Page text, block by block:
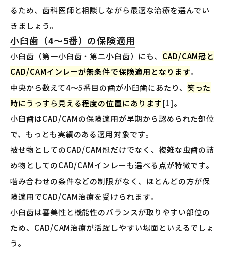
るため、歯科医師と相談しながら最適な治療を選んでい
きましょう。
小臼歯（4〜5番）の保険適用
小臼歯（第一小臼歯・第二小臼歯）にも、 CAD/CAM冠と
CAD/CAMインレーが無条件で保険適用となります。
中央から数えて4〜5番目の歯が小臼歯にあたり、 笑った
時にうっすら見える程度の位置にあります[1]。
小臼歯はCAD/CAMの保険適用が早期から認められた部位
で、もっとも実績のある適用対象です。
被せ物としてのCAD/CAM冠だけでなく、複雑な虫歯の詰
め物としてのCAD/CAMインレーも選べる点が特徴です。
噛み合わせの条件などの制限がなく、ほとんどの方が保
険適用でCAD/CAM治療を受けられます。
小臼歯は審美性と機能性のバランスが取りやすい部位の
ため、CAD/CAM治療が活躍しやすい場面といえるでしょ
う。